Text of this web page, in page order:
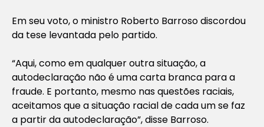
Em seu voto, o ministro Roberto Barroso discordou
da tese levantada pelo partido.
“Aqui, como em qualquer outra situação, a
autodeclaração não é uma carta branca para a
fraude. E portanto, mesmo nas questões raciais,
aceitamos que a situação racial de cada um se faz
a partir da autodeclaração”, disse Barroso.